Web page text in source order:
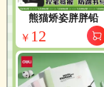
￥ 12
熊猫矫姿胖胖铅